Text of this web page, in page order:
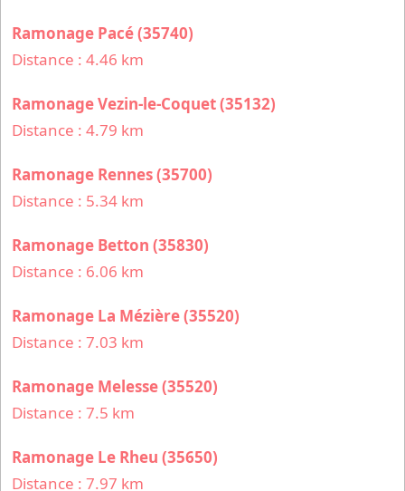
Ramonage Pacé (35740)
Distance : 4.46 km
Ramonage Vezin-le-Coquet (35132)
Distance : 4.79 km
Ramonage Rennes (35700)
Distance : 5.34 km
Ramonage Betton (35830)
Distance : 6.06 km
Ramonage La Mézière (35520)
Distance : 7.03 km
Ramonage Melesse (35520)
Distance : 7.5 km
Ramonage Le Rheu (35650)
Distance : 7.97 km